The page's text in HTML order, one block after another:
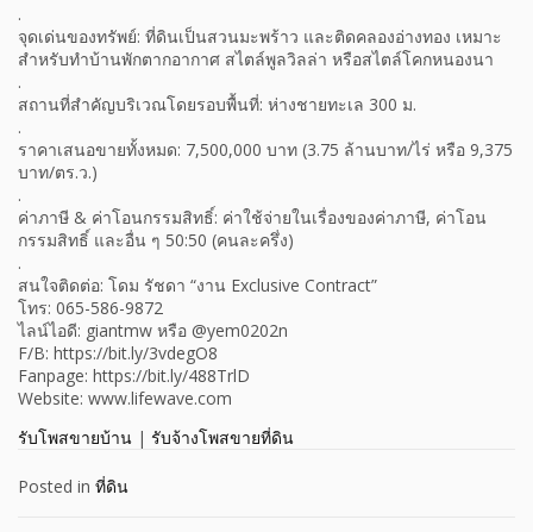
.
จุดเด่นของทรัพย์: ที่ดินเป็นสวนมะพร้าว และติดคลองอ่างทอง เหมาะ
สำหรับทำบ้านพักตากอากาศ สไตล์พูลวิลล่า หรือสไตล์โคกหนองนา
.
สถานที่สำคัญบริเวณโดยรอบพื้นที่: ห่างชายทะเล 300 ม.
.
ราคาเสนอขายทั้งหมด: 7,500,000 บาท (3.75 ล้านบาท/ไร่ หรือ 9,375
บาท/ตร.ว.)
.
ค่าภาษี & ค่าโอนกรรมสิทธิ์: ค่าใช้จ่ายในเรื่องของค่าภาษี, ค่าโอน
กรรมสิทธิ์ และอื่น ๆ 50:50 (คนละครึ่ง)
.
สนใจติดต่อ: โดม รัชดา “งาน Exclusive Contract”
โทร: 065-586-9872
ไลน์ไอดี: giantmw หรือ @yem0202n
F/B: https://bit.ly/3vdegO8
Fanpage: https://bit.ly/488TrlD
Website: www.lifewave.com
รับโพสขายบ้าน | รับจ้างโพสขายที่ดิน
Posted in ที่ดิน